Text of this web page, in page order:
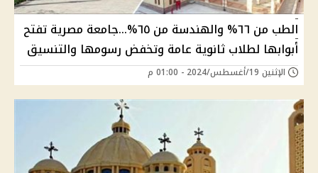
الطب من ٦٦% والهندسة من ٦٥%...جامعة مصرية تفتح
أبوابها لطلاب ثانوية عامة وتخفض رسومها والتنسيق
الإثنين 19/أغسطس/2024 - 01:00 م